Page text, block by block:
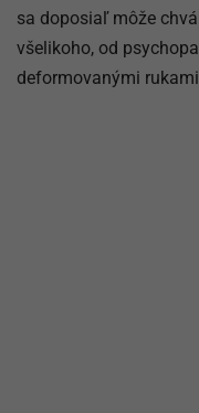
sa doposiaľ môže
všelikoho, od
deformovanými